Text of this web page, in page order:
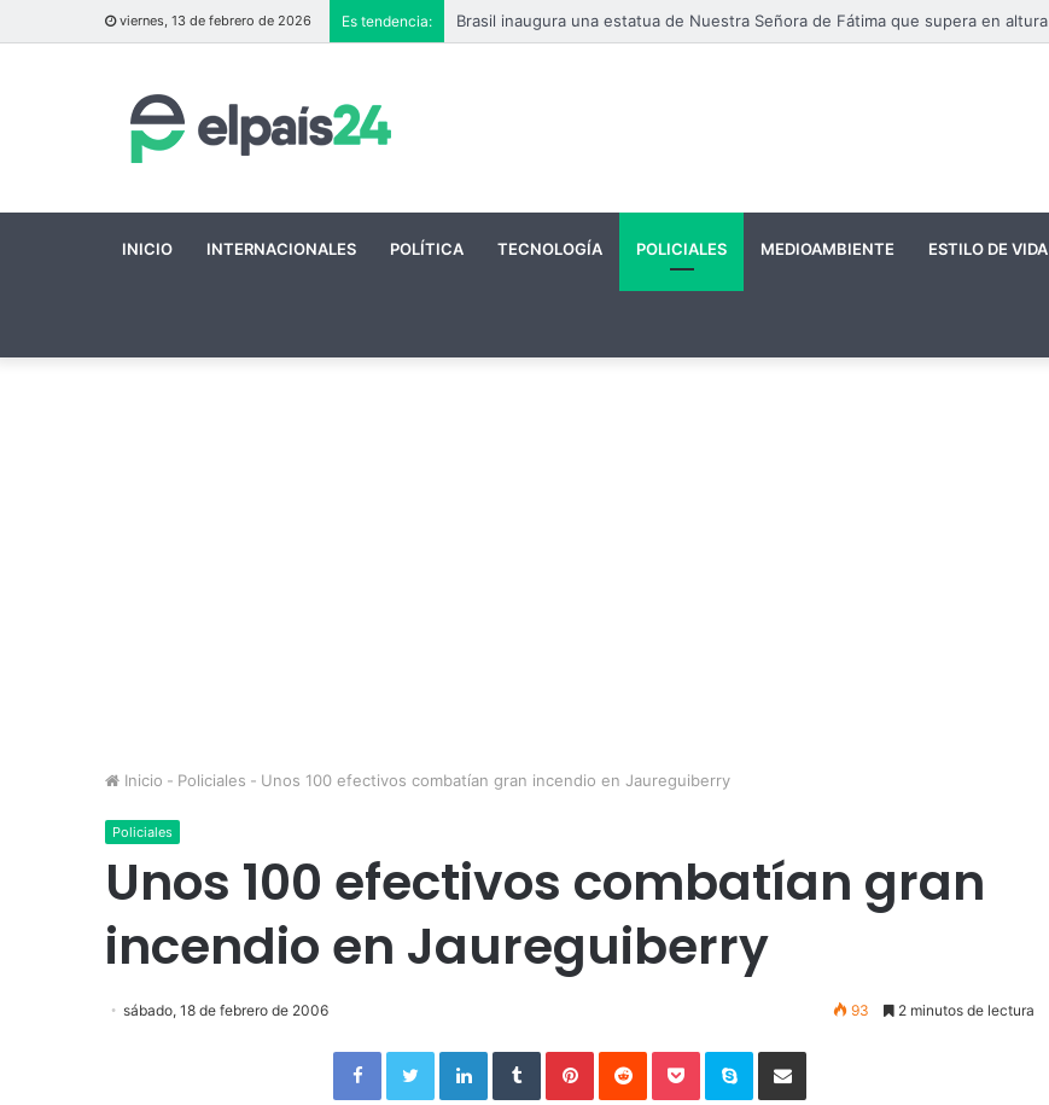
viernes, 13 de febrero de 2026 Es tendencia:
INICIO INTERNACIONALES POLÍTICA TECNOLOGÍA POLICIALES MEDIOAMBIENTE ESTILO DE VIDA
Inicio - Policiales - Unos 100 efectivos combatían gran incendio en Jaureguiberry
Policiales
Unos 100 efectivos combatían gran
incendio en Jaureguiberry
sábado, 18 de febrero de 2006 93 2 minutos de lectura
FacebookTwitterLinkedInTumblrPinterestReddit PocketSkype Compartir por correo electrónico